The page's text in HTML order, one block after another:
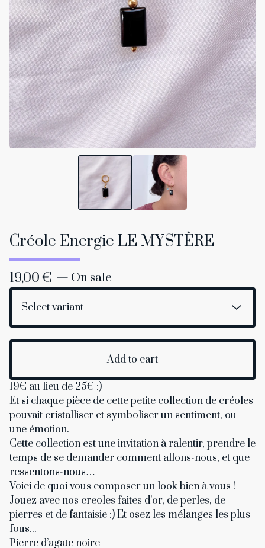
Créole Energie LE MYSTÈRE
19,00€ — On sale
Add to cart
19€ au lieu de 25€ :)
Et si chaque pièce de cette petite collection de créoles
pouvait cristalliser et symboliser un sentiment, ou
une émotion.
Cette collection est une invitation à ralentir, prendre le
temps de se demander comment allons-nous, et que
ressentons-nous…
Voici de quoi vous composer un look bien à vous !
Jouez avec nos creoles faites d’or, de perles, de
pierres et de fantaisie :) Et osez les mélanges les plus
fous...
Pierre d’agate noire